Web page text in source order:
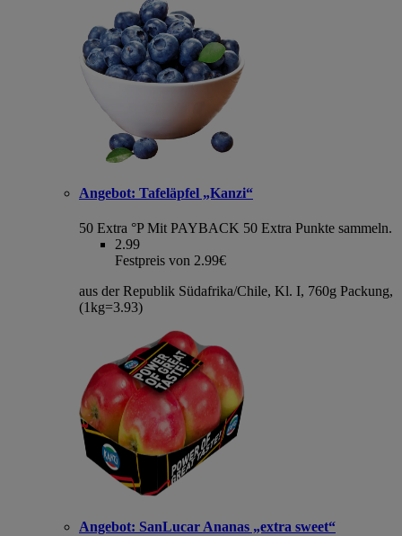
Angebot: Tafeläpfel „Kanzi“
50 Extra °P Mit PAYBACK 50 Extra Punkte sammeln.
2.99
Festpreis von 2.99€
aus der Republik Südafrika/Chile, Kl. I, 760g Packung,
(1kg=3.93)
Angebot: SanLucar Ananas „extra sweet“